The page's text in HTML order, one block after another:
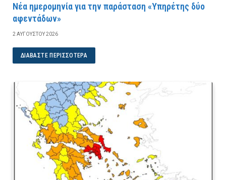
Νέα ημερομηνία για την παράσταση «Υπηρέτης δύο
αφεντάδων»
2 ΑΥΓΟΎΣΤΟΥ 2026
ΔΙΑΒΆΣΤΕ ΠΕΡΙΣΣΌΤΕΡΑ